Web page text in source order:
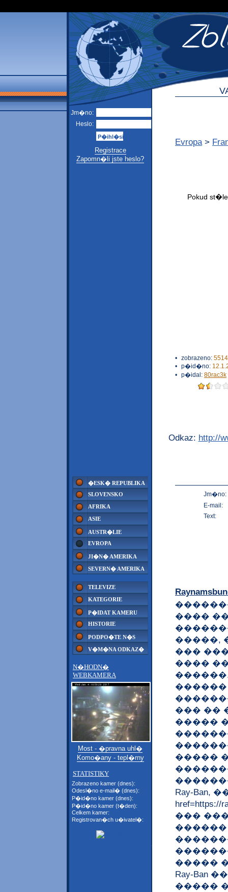
Jm�no:
Heslo:
Registrace
Zapomn�li jste heslo?
�ESK� REPUBLIKA
SLOVENSKO
AFRIKA
ASIE
AUSTR�LIE
EVROPA
JI�N� AMERIKA
SEVERN� AMERIKA
TELEVIZE
KATEGORIE
P�IDAT KAMERU
HISTORIE
PODPO�TE N�S
V�M�NA ODKAZ�
N�HODN�
WEBKAMERA
Most - �pravna uhl�
Komo�any - tepl�rny
STATISTIKY
Zobrazeno kamer (dnes):
Odesl�no e-mail� (dnes):
P�id�no kamer (dnes):
P�id�no kamer (t�den):
Celkem kamer:
Registrovan�ch u�ivatel�:
Evropa >
• zobrazeno:
• p�id�no:
• p�idal: 80rac3k
Odkaz: http://
Jm�no:
E-mail:
Text:
����
�����,
���
����
��� ��
�����
�����
Ray-
���
�����
Ray-
�����